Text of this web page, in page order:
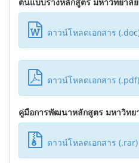
ดาวน์โหลดเอกสาร
ดาวน์โหลดเอกสาร (.pdf)
คู่มือการพัฒนาหลักสูตร มหาวิท
ดาวน์โหลดเอกสาร (.rar)